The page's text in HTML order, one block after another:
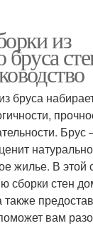
из
бруса
бруса
жилье. В этой
сборки стен
также
вам